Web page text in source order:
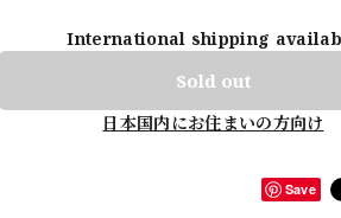
International shipping
Sold out
日本国内にお住まいの方向け
Save